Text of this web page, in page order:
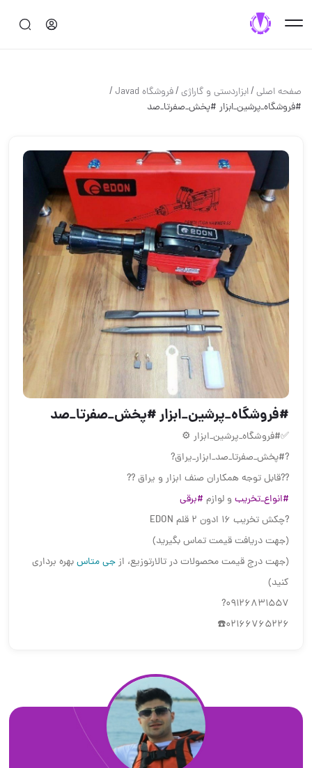
صفحه اصلی/ابزاردستی و گاراژی/فروشگاه Javad /
#فروشگاه_پرشین_ابزار #پخش_صفرتا_صد
#فروشگاه_پرشین_ابزار #پخش_صفرتا_صد
✅#فروشگاه_پرشین_ابزار ⚙
?#پخش_صفرتا_صد_ابزار_یراق?
??قابل توجه همکاران صنف ابزار و یراق ??
#انواع_تخریب و لوازم #برقی
?چکش تخریب ۱۶ ادون ۲ قلم EDON
(جهت دریافت قیمت تماس بگیرید)
(جهت درج قیمت محصولات در تالارتوزیع، ازجی متاسبهره برداری
کنید)
09126831557?
02166765226☎️